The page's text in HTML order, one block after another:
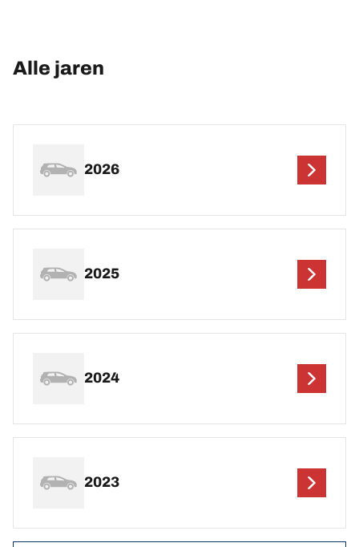
Alle jaren
2026
2025
2024
2023